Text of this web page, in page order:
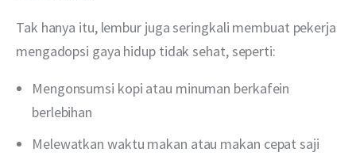
Tak hanya itu, lembur juga seringkali membuat pekerja
mengadopsi gaya hidup tidak sehat, seperti:
Mengonsumsi kopi atau minuman berkafein
berlebihan
Melewatkan waktu makan atau makan cepat saji